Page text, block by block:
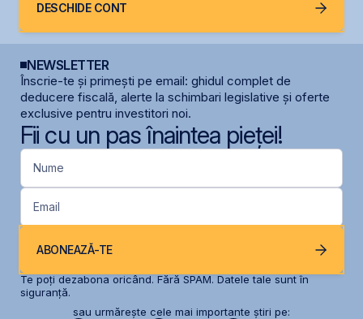
DESCHIDE CONT
NEWSLETTER
Înscrie-te și primești pe email: ghidul complet de
deducere fiscală, alerte la schimbari legislative și oferte
exclusive pentru investitori noi.
Fii cu un pas înaintea pieței!
Nume
Email
ABONEAZĂ-TE
Te poți dezabona oricând. Fără SPAM. Datele tale sunt în
siguranță.
sau urmărește cele mai importante știri pe: